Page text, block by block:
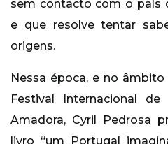
sem contacto com o país
e que resolve tentar
origens.
Nessa época, e no
Festival Internacional
Amadora, Cyril Pedrosa
livro “um Portugal